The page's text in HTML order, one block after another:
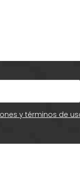
y términos de